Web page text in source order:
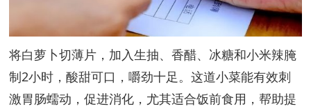
将白萝卜切薄片，加入生抽、香醋、冰糖和小米辣腌
制2小时，酸甜可口，嚼劲十足。这道小菜能有效刺
激胃肠蠕动，促进消化，尤其适合饭前食用，帮助提